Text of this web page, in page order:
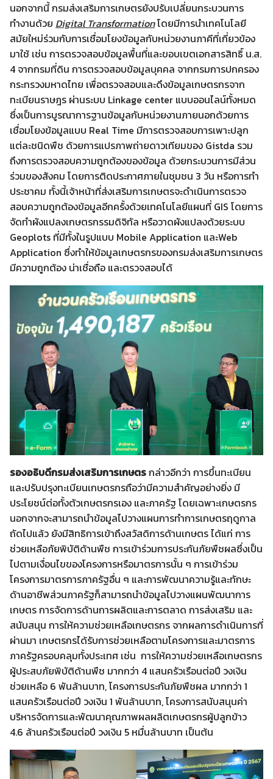
นอกจากนี้ กรมส่งเสริมการเกษตรยังปรับเปลี่ยนกระบวนการ
ทำงานด้วย Digital Transformationโดยมีการนำเทคโนโลยี
สมัยใหม่ร่วมกับการเชื่อมโยงข้อมูลกับหน่วยงานภาคีที่เกี่ยวข้อง
มาใช้ เช่น การตรวจสอบข้อมูลพื้นที่และขอบเขตเอกสารสิทธิ์ น.ส.
4 จากกรมที่ดิน การตรวจสอบข้อมูลบุคคล จากกรมการปกครอง
กระทรวงมหาดไทย เพื่อตรวจสอบและดึงข้อมูลเกษตรกรจาก
ทะเบียนราษฎร ผ่านระบบ Linkage center แบบออนไลน์ทั้งหมด
ซึ่งเป็นการบูรณาการฐานข้อมูลกับหน่วยงานภายนอกด้วยการ
เชื่อมโยงข้อมูลแบบ Real Time มีการตรวจสอบการเพาะปลูก
แต่ละชนิดพืช ด้วยการแปรภาพถ่ายดาวเทียมของ Gistda รวม
ถึงการตรวจสอบความถูกต้องของข้อมูล ด้วยกระบวนการมีส่วน
ร่วมของสังคม โดยการติดประกาศภายในชุมชน 3 วัน หรือการทำ
ประชาคม ทั้งนี้เจ้าหน้าที่ส่งเสริมการเกษตรจะดำเนินการตรวจ
สอบความถูกต้องข้อมูลอีกครั้งด้วยเทคโนโลยีแผนที่ GIS โดยการ
จัดทำผังแปลงเกษตรกรรมดิจิทัล หรือวาดผังแปลงด้วยระบบ
Geoplots ที่มีทั้งในรูปแบบ Mobile Application และWeb
Application ซึ่งทำให้ข้อมูลเกษตรกรของกรมส่งเสริมการเกษตร
มีความถูกต้อง น่าเชื่อถือ และตรวจสอบได้
รองอธิบดีกรมส่งเสริมการเกษตรกล่าวอีกว่า การขึ้นทะเบียน
และปรับปรุงทะเบียนเกษตรกรถือว่ามีความสำคัญอย่างยิ่ง มี
ประโยชน์ต่อทั้งตัวเกษตรกรเอง และภาครัฐ โดยเฉพาะเกษตรกร
นอกจากจะสามารถนำข้อมูลไปวางแผนการทำการเกษตรฤดูกาล
ถัดไปแล้ว ยังมีสิทธิการเข้าถึงสวัสดิการด้านเกษตร ได้แก่ การ
ช่วยเหลือภัยพิบัติด้านพืช การเข้าร่วมการประกันภัยพืชผลซึ่งเป็น
ไปตามเงื่อนไขของโครงการหรือมาตรการนั้น ๆ การเข้าร่วม
โครงการมาตรการภาครัฐอื่น ๆ และการพัฒนาความรู้และทักษะ
ด้านอาชีพส่วนภาครัฐก็สามารถนำข้อมูลไปวางแผนพัฒนาการ
เกษตร การจัดการด้านการผลิตและการตลาด การส่งเสริม และ
สนับสนุน การให้ความช่วยเหลือเกษตรกร จากผลการดำเนินการที่
ผ่านมา เกษตรกรได้รับการช่วยเหลือตามโครงการและมาตรการ
ภาครัฐครอบคลุมทั้งประเทศ เช่น การให้ความช่วยเหลือเกษตรกร
ผู้ประสบภัยพิบัติด้านพืช มากกว่า 4 แสนครัวเรือนต่อปี วงเงิน
ช่วยเหลือ 6 พันล้านบาท, โครงการประกันภัยพืชผล มากกว่า 1
แสนครัวเรือนต่อปี วงเงิน 1 พันล้านบาท, โครงการสนับสนุนค่า
บริหารจัดการและพัฒนาคุณภาพผลผลิตเกษตรกรผู้ปลูกข้าว
4.6 ล้านครัวเรือนต่อปี วงเงิน 5 หมื่นล้านบาท เป็นต้น